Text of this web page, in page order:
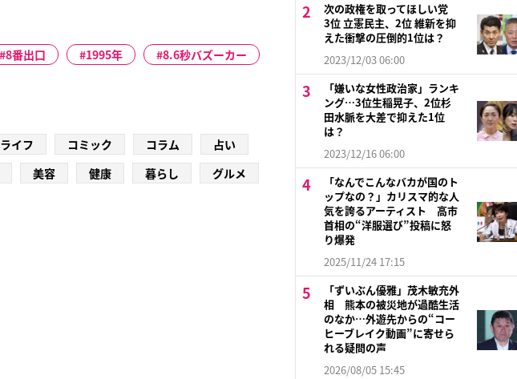
8番出口 1995年
8.6秒バズーカー
ライフ コミック コラム
占い
美容 健康 暮らし グルメ
次の政権を取ってほしい党
3位 立憲民主、2位 維新を抑
えた衝撃の圧倒的1位は？
2023/12/03 06:00
「嫌いな女性政治家」ランキ
ング…3位生稲晃子、2位杉
田水脈を大差で抑えた1位
は？
2023/12/16 06:00
「なんでこんなバカが国のト
ップなの？」カリスマ的な人
気を誇るアーティスト 高市
首相の“洋服選び”投稿に怒
り爆発
2025/11/24 17:15
「ずいぶん優雅」茂木敏充外
相 熊本の被災地が過酷生活
のなか…外遊先からの“コー
ヒーブレイク動画”に寄せら
れる疑問の声
2026/08/05 15:45